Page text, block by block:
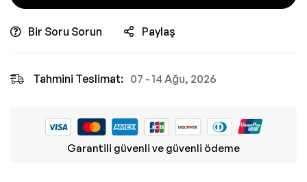
Bir Soru Sorun Paylaş
Tahmini Teslimat: 07 - 14 Ağu, 2026
Garantili güvenli ve güvenli ödeme